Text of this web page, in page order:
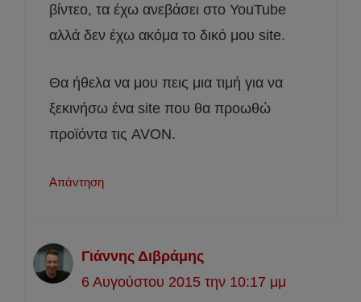
βίντεο, τα έχω ανεβάσει στο YouTube
αλλά δεν έχω ακόμα το δικό μου site.
Θα ήθελα να μου πεις μια τιμή για να
ξεκινήσω ένα site που θα προωθώ
προϊόντα τις AVON.
Απάντηση
Γιάννης Διβράμης
6 Αυγούστου 2015 την 10:17 μμ